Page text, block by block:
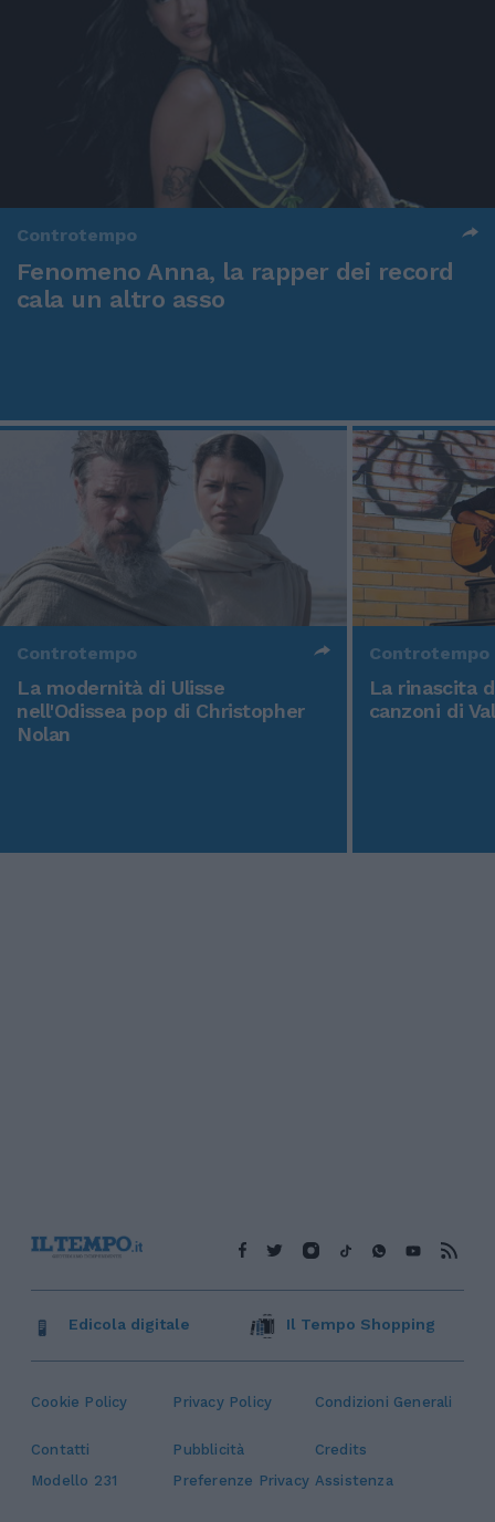
Controtempo
Fenomeno Anna, la rapper dei record
cala un altro asso
Controtempo
La modernità di Ulisse
nell'Odissea pop di Christopher
Nolan
Controtempo
La rinascita
canzoni di
Cookie Policy Privacy Policy Condizioni Generali
Contatti Pubblicità
Credits
Modello 231
Preferenze Privacy Assistenza
Edicola digitale Il Tempo Shopping